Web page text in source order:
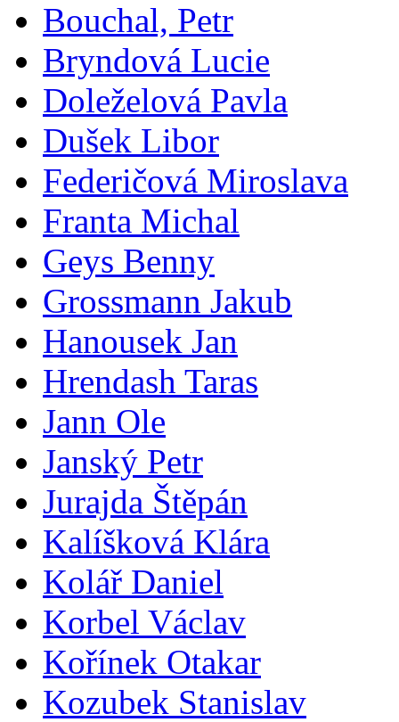
Bouchal, Petr
Bryndová Lucie
Doleželová Pavla
Dušek Libor
Federičová Miroslava
Franta Michal
Geys Benny
Grossmann Jakub
Hanousek Jan
Hrendash Taras
Jann Ole
Janský Petr
Jurajda Štěpán
Kalíšková Klára
Kolář Daniel
Korbel Václav
Kořínek Otakar
Kozubek Stanislav